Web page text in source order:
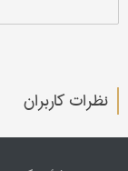
نظرات کاربران